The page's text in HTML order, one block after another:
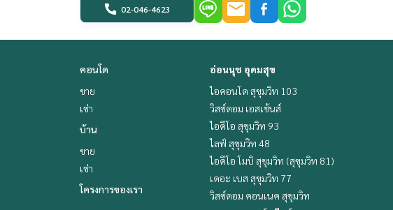
02-046-4623
คอนโด
ขาย
เช่า
บ้าน
ขาย
เช่า
โครงการของเรา
อ่อนนุช อุดมสุข
ไอคอนโด สุขุมวิท 103
วิสซ์ดอม เอสเซ้นส์
ไอดีโอ สุขุมวิท 93
ไลฟ์ สุขุมวิท 48
ไอดีโอ โมบิ สุขุมวิท (สุขุมวิท 81)
เดอะ เบส สุขุมวิท 77
วิสซ์ดอม คอนเนค สุขุมวิท